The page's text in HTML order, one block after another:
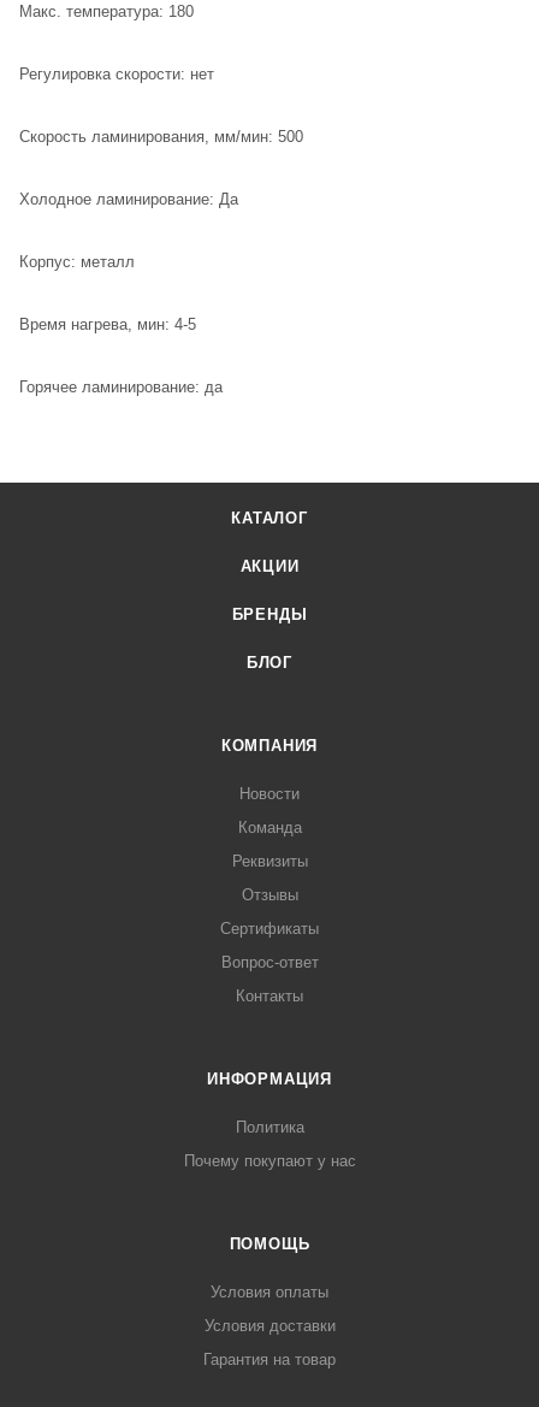
Макс. температура: 180
Регулировка скорости: нет
Скорость ламинирования, мм/мин: 500
Холодное ламинирование: Да
Корпус: металл
Время нагрева, мин: 4-5
Горячее ламинирование: да
КАТАЛОГ
АКЦИИ
БРЕНДЫ
БЛОГ
КОМПАНИЯ
Новости
Команда
Реквизиты
Отзывы
Сертификаты
Вопрос-ответ
Контакты
ИНФОРМАЦИЯ
Политика
Почему покупают у нас
ПОМОЩЬ
Условия оплаты
Условия доставки
Гарантия на товар